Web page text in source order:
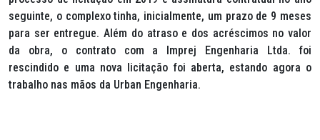
seguinte, o complexo tinha, inicialmente, um prazo de 9 meses
para ser entregue. Além do atraso e dos acréscimos no valor
da obra, o contrato com a Imprej Engenharia Ltda. foi
rescindido e uma nova licitação foi aberta, estando agora o
trabalho nas mãos da Urban Engenharia.